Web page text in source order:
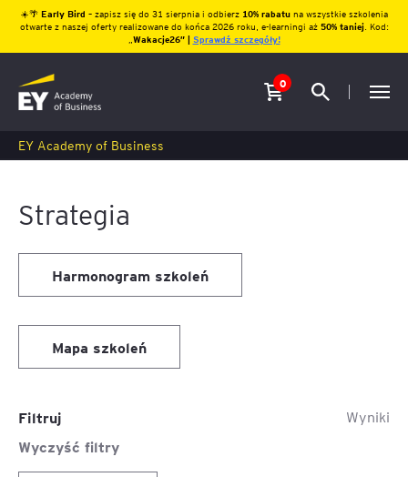
☀️🌴 Early Bird – zapisz się do 31 sierpnia i odbierz10% rabatu na wszystkie szkolenia
otwarte z naszej oferty realizowane do końca 2026 roku, e-learningi aż 50% taniej. Kod:
Wakacje26″ | Sprawdź szczegóły!
0
EY Academy of Business
Strategia
Harmonogram szkoleń
Mapa szkoleń
Filtruj
Wyczyść filtry
Wyniki